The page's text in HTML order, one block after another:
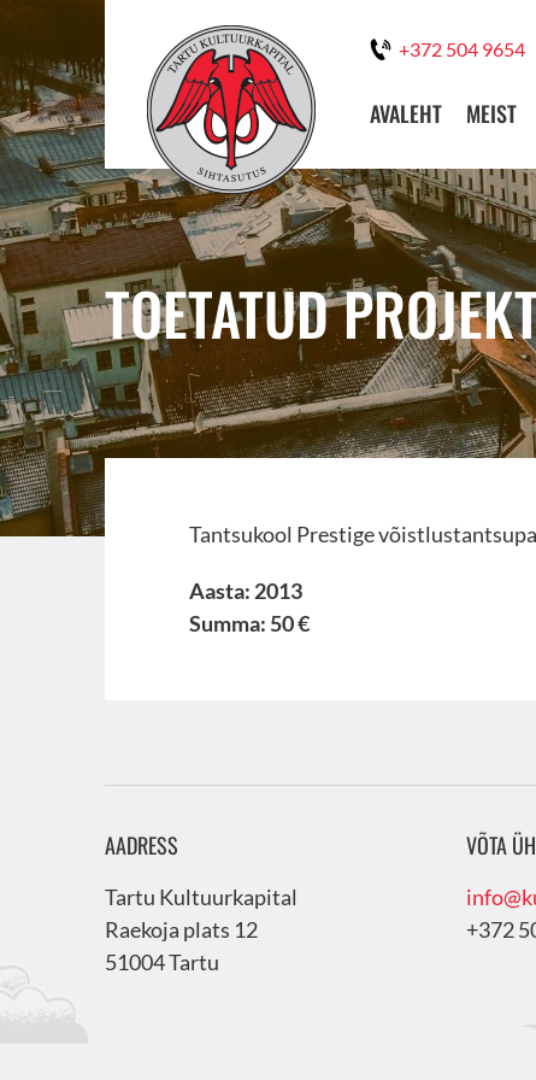
+372 504 9654
AVALEHT MEIST
TOETATUD
Tantsukool Prestige
Aasta: 2013
Summa: 50 €
AADRESS
Tartu Kultuurkapital
Raekoja plats 12
51004 Tartu
VÕTA
+372